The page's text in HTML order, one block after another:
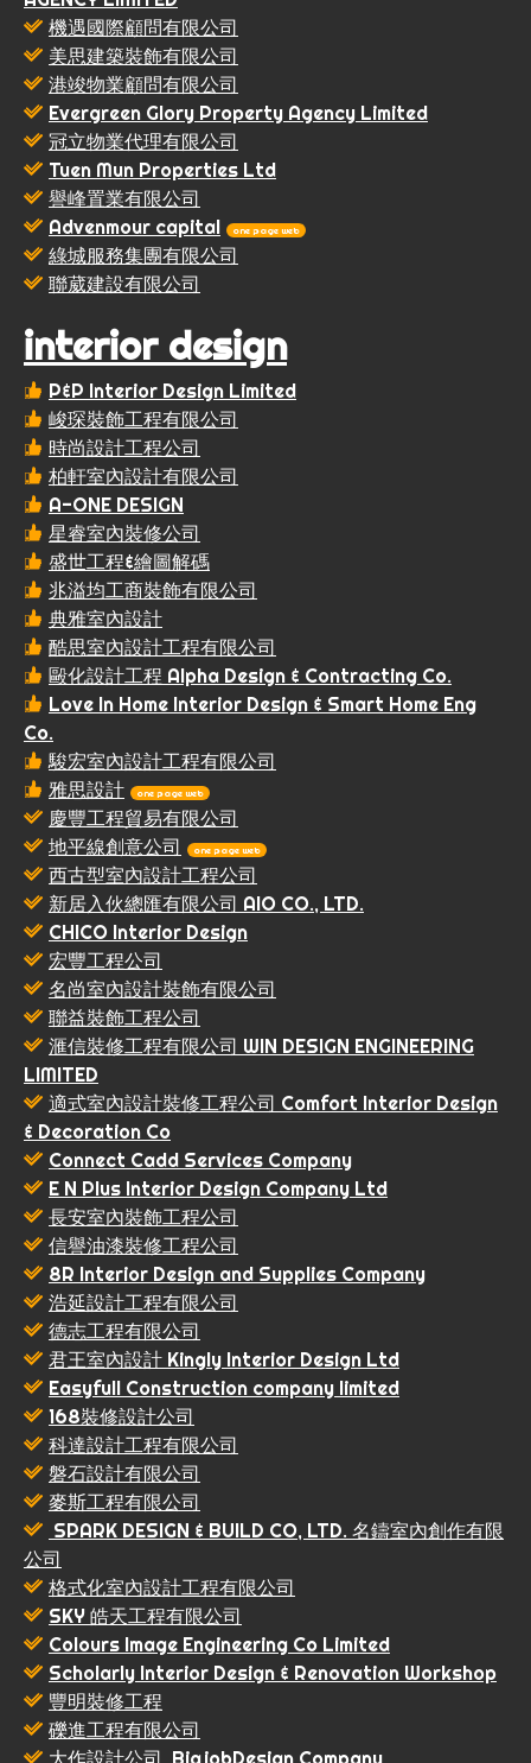
機遇國際顧問有限公司
美思建築裝飾有限公司
港竣物業顧問有限公司
Evergreen Glory Property Agency Limited
冠立物業代理有限公司
Tuen Mun Properties Ltd
譽峰置業有限公司
Advenmour capital
one page web
綠城服務集團有限公司
聯葳建設有限公司
interior design
P&P Interior Design Limited
峻琛裝飾工程有限公司
時尚設計工程公司
柏軒室內設計有限公司
A-ONE DESIGN
星睿室內裝修公司
盛世工程&繪圖解碼
兆溢均工商裝飾有限公司
典雅室內設計
酷思室內設計工程有限公司
毆化設計工程 Alpha Design & Contracting Co.
Love In Home Interior Design & Smart Home Eng
Co.
駿宏室內設計工程有限公司
雅思設計
one page web
慶豐工程貿易有限公司
地平線創意公司
one page web
西古型室內設計工程公司
新居入伙總匯有限公司 AIO CO., LTD.
CHICO Interior Design
宏豐工程公司
名尚室內設計裝飾有限公司
聯益裝飾工程公司
滙信裝修工程有限公司 WIN DESIGN ENGINEERING
LIMITED
適式室內設計裝修工程公司 Comfort Interior Design
& Decoration Co
Connect Cadd Services Company
E N Plus Interior Design Company Ltd
長安室內裝飾工程公司
信譽油漆裝修工程公司
8R Interior Design and Supplies Company
浩延設計工程有限公司
德志工程有限公司
君王室內設計 Kingly Interior Design Ltd
Easyfull Construction company limited
168裝修設計公司
科達設計工程有限公司
磐石設計有限公司
麥斯工程有限公司
SPARK DESIGN & BUILD CO, LTD. 名鑄室內創作有限
公司
格式化室內設計工程有限公司
SKY 皓天工程有限公司
Colours Image Engineering Co Limited
Scholarly Interior Design & Renovation Workshop
豐明裝修工程
礫進工程有限公司
大作設計公司, BigjobDesign Company